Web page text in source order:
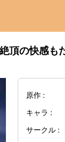
頂の快感も
原作
キャラ
サークル